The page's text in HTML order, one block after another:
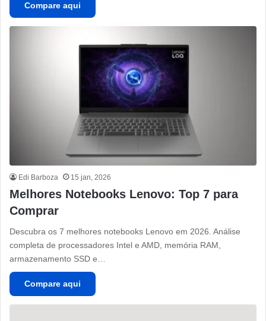
Compare aqui
Edi Barboza 15 jan, 2026
Melhores Notebooks Lenovo: Top 7 para
Comprar
Descubra os 7 melhores notebooks Lenovo em 2026. Análise
completa de processadores Intel e AMD, memória RAM,
armazenamento SSD e…
Compare aqui